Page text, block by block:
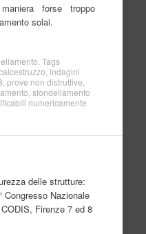
forse troppo
solai.
. Tags
indagini
prove non distruttive
sfondellamento
numericamente
delle strutture:
Congresso Nazionale
Firenze 7 ed 8